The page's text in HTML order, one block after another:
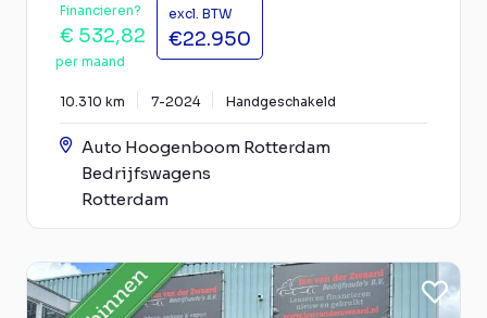
Financieren?
€ 532,82
per maand
excl. BTW
€22.950
10.310 km 7-2024 Handgeschakeld
Auto Hoogenboom Rotterdam
Bedrijfswagens
Rotterdam